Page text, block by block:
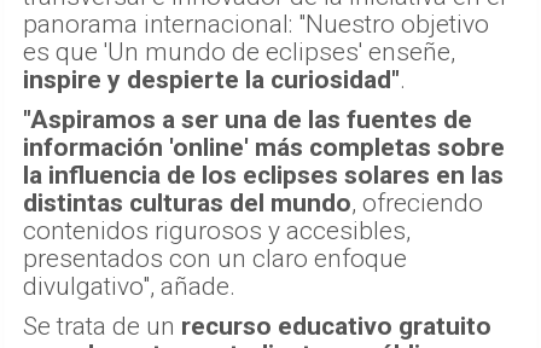
panorama internacional: "Nuestro objetivo
es que 'Un mundo de eclipses' enseñe,
inspire y despierte la curiosidad".
"Aspiramos a ser una de las fuentes de
información 'online' más completas sobre
la influencia de los eclipses solares en las
distintas culturas del mundo, ofreciendo
contenidos rigurosos y accesibles,
presentados con un claro enfoque
divulgativo", añade.
Se trata de un recurso educativo gratuito